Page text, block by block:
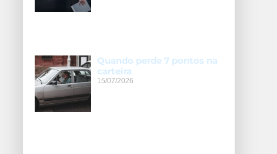
Quando perde 7 pontos na
carteira
15/07/2026